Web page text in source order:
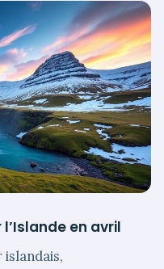
en avril